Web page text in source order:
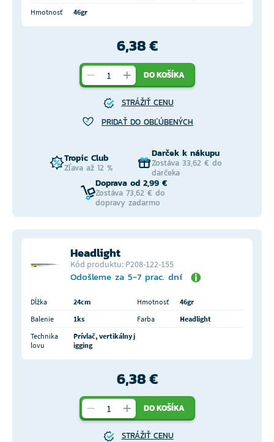
Hmotnosť
46gr
6,38 €
DO KOŠÍKA
STRÁŽIŤ CENU
PRIDAŤ DO OBĽÚBENÝCH
Tropic Club
Zľava až 12 %
Darček k nákupu
Zostáva 33,62 € do
darčeka
Doprava od 2,99 €
Zostáva 73,62 € do
dopravy zadarmo
Headlight
Kód produktu: P208-122-155
Odošleme za 5-7 prac. dní
Dĺžka 24cm Hmotnosť
46gr
Balenie
1ks Farba
Headlight
Technika
lovu
Prívlač, vertikálny j
igging
6,38 €
DO KOŠÍKA
STRÁŽIŤ CENU